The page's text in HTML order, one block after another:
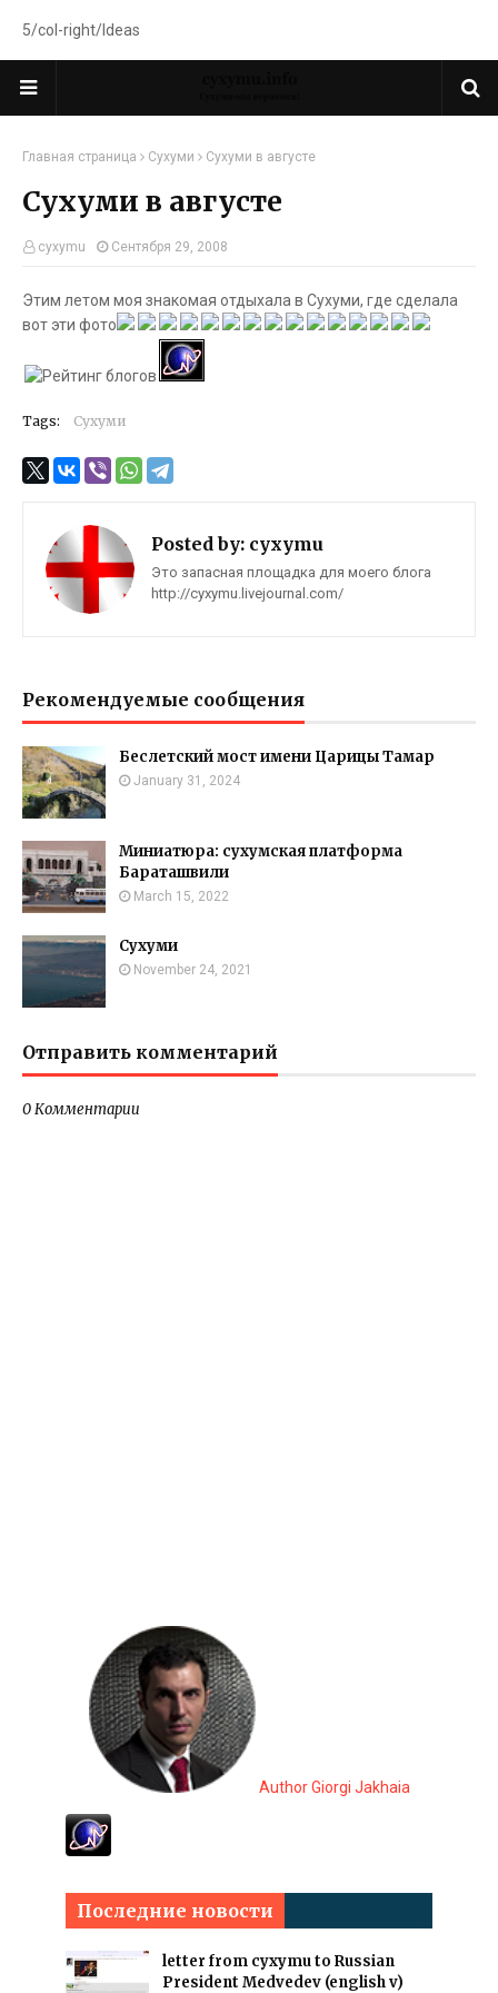
5/col-right/Ideas
Главная страница Сухуми Сухуми в августе
Сухуми в августе
cyxymu Сентября 29, 2008
Этим летом моя знакомая отдыхала в Сухуми, где сделала
вот эти фото
Tags: Сухуми
Posted by: cyxymu
Это запасная площадка для моего блога
http://cyxymu.livejournal.com/
Рекомендуемые сообщения
Беслетский мост имени Царицы Тамар
January 31, 2024
Миниатюра: сухумская платформа
Бараташвили
March 15, 2022
Сухуми
November 24, 2021
Отправить комментарий
0 Комментарии
Author Giorgi Jakhaia
Последние новости
letter from cyxymu to Russian
President Medvedev (english v)